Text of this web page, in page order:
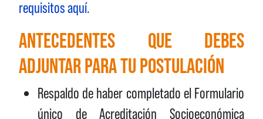
requisitos aquí.
ANTECEDENTES QUE DEBES
ADJUNTAR PARA TU POSTULACIÓN
Respaldo de haber completado el Formulario
único de Acreditación Socioeconómica